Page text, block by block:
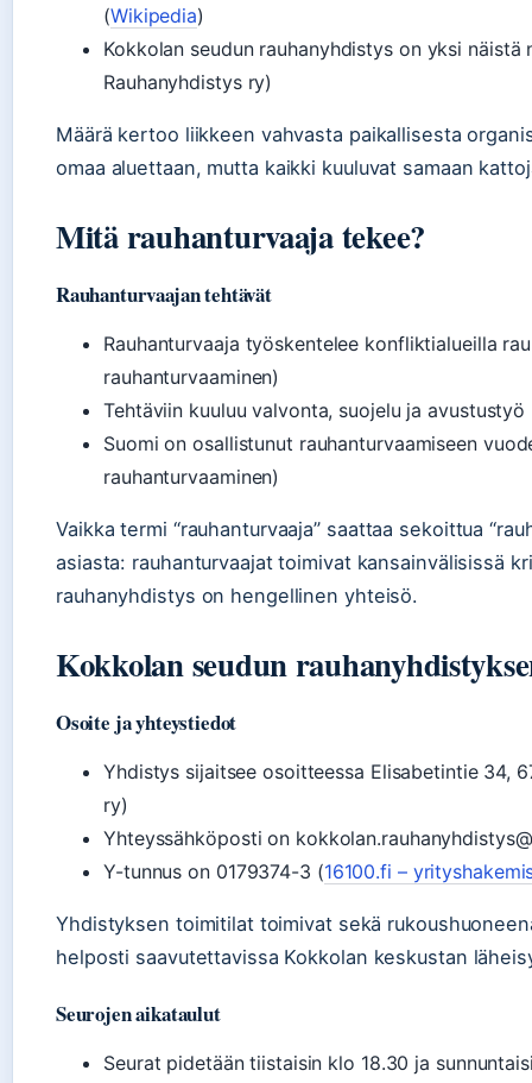
(Wikipedia)
Kokkolan seudun rauhanyhdistys on yksi
Rauhanyhdistys ry)
Määrä kertoo liikkeen vahvasta paikallisesta
omaa aluettaan, mutta kaikki kuuluvat samaan
Mitä rauhanturvaaja tekee?
Rauhanturvaajan tehtävät
Rauhanturvaaja työskentelee konfliktialueilla
rauhanturvaaminen)
Tehtäviin kuuluu valvonta, suojelu ja
Suomi on osallistunut rauhanturvaamiseen
rauhanturvaaminen)
Vaikka termi “rauhanturvaaja” saattaa sekoittua
asiasta: rauhanturvaajat toimivat kansainvälisissä
rauhanyhdistys on hengellinen yhteisö.
Kokkolan seudun
Osoite ja yhteystiedot
Yhdistys sijaitsee osoitteessa Elisabetintie 34,
ry)
Yhteyssähköposti on
Y-tunnus on 0179374-3 (16100.fi –
Yhdistyksen toimitilat toimivat sekä
helposti saavutettavissa Kokkolan keskustan
Seurojen aikataulut
Seurat pidetään tiistaisin klo 18.30 ja